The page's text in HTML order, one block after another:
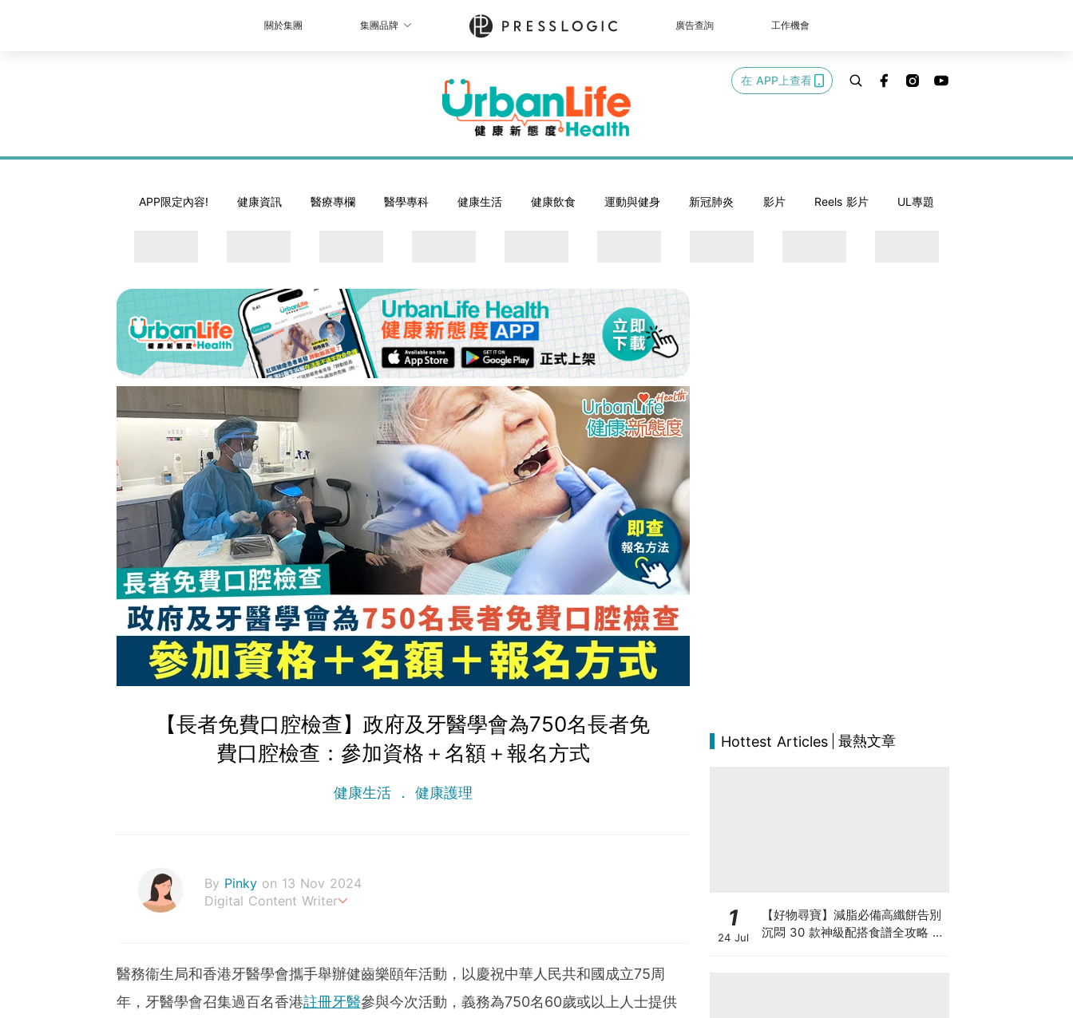
關於集團 集團品牌 廣告查詢 工作機會
在 APP上查看
APP限定內容! 健康資訊 醫療專欄 醫學專科 健康生活 健康飲食 運動與健身 新冠肺炎 影片 Reels 影片 UL專題
【長者免費口腔檢查】政府及牙醫學會為750名長者免
費口腔檢查：參加資格＋名額＋報名方式
健康生活 健康護理
By Pinky on 13 Nov 2024
Digital Content Writer
醫務衞生局和香港牙醫學會攜手舉辦健齒樂頤年活動，以慶祝中華人民共和國成立75周
年，牙醫學會召集過百名香港註冊牙醫參與今次活動，義務為750名60歲或以上人士提供
Hottest Articles 最熱文章
1
24 Jul
【好物尋寶】減脂必備高纖餅告別
沉悶 30 款神級配搭食譜全攻略 日